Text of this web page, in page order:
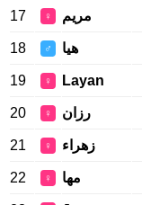
17 ♀ مريم
18 ♂ هيا
19 ♀ Layan
20 ♀ رزان
21 ♀ زهراء
22 ♀ مها